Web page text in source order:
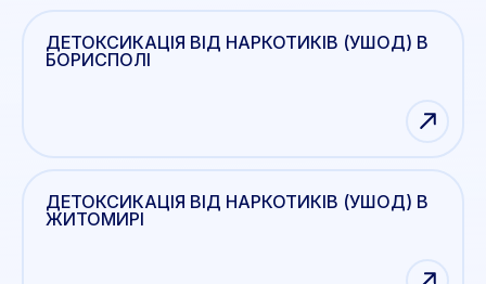
ДЕТОКСИКАЦІЯ ВІД НАРКОТИКІВ (УШОД) В
БОРИСПОЛІ
ДЕТОКСИКАЦІЯ ВІД НАРКОТИКІВ (УШОД) В
ЖИТОМИРІ